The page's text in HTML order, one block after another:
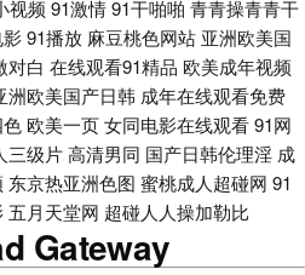
视频 91激情91干啪啪 青青操青青干
91播放 麻豆桃色网站 亚洲欧美国
对白 在线观看91精品 欧美成年视频
洲欧美国产日韩 成年在线观看免费
欧美一页女同电影在线观看91网
三级片高清男同 国产日韩伦理淫 成
东京热亚洲色图 蜜桃成人超碰网 91
五月天堂网 超碰人人操加勒比
Gateway